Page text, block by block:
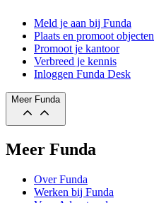
Meld je aan bij Funda
Plaats en promoot objecten
Promoot je kantoor
Verbreed je kennis
Inloggen Funda Desk
Meer Funda
Meer Funda
Over Funda
Werken bij Funda